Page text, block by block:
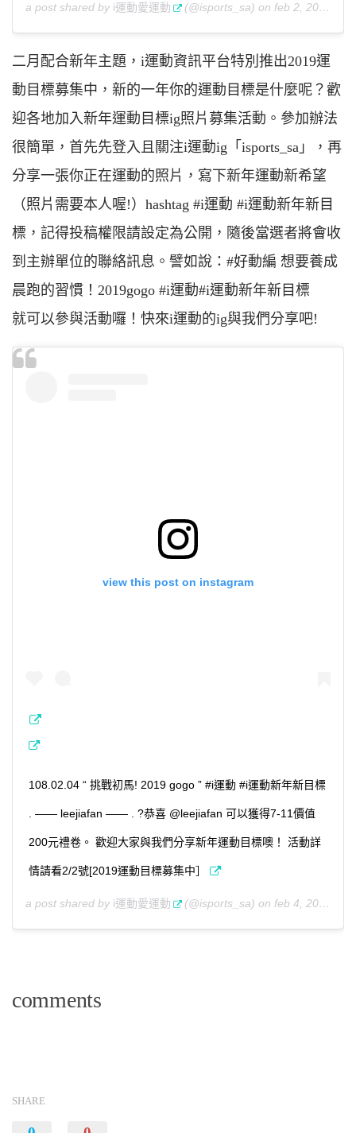
a post shared by i運動愛運動 (@isports_sa) on feb 2, 2019 at 5:10am pst
二月配合新年主題，i運動資訊平台特別推出2019運
動目標募集中，新的一年你的運動目標是什麼呢？歡
迎各地加入新年運動目標ig照片募集活動。參加辦法
很簡單，首先先登入且關注i運動ig「isports_sa」，再
分享一張你正在運動的照片，寫下新年運動新希望
（照片需要本人喔!）hashtag #i運動 #i運動新年新目
標，記得投稿權限請設定為公開，隨後當選者將會收
到主辦單位的聯絡訊息。譬如說：#好動編 想要養成
晨跑的習慣！2019gogo #i運動#i運動新年新目標
就可以參與活動囉！快來i運動的ig與我們分享吧!
view this post on instagram
108.02.04 “ 挑戰初馬! 2019 gogo ” #i運動 #i運動新年新目標
. —— leejiafan —— . ?恭喜 @leejiafan 可以獲得7-11價值
200元禮卷。 歡迎大家與我們分享新年運動目標噢！ 活動詳
情請看2/2號[2019運動目標募集中］
a post shared by i運動愛運動 (@isports_sa) on feb 4, 2019 at 6:13am pst
comments
SHARE